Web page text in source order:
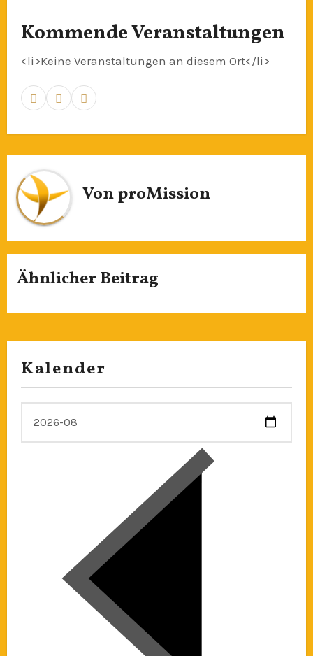
Kommende Veranstaltungen
<li>Keine Veranstaltungen an diesem Ort</li>
VonproMission
Ähnlicher Beitrag
Kalender